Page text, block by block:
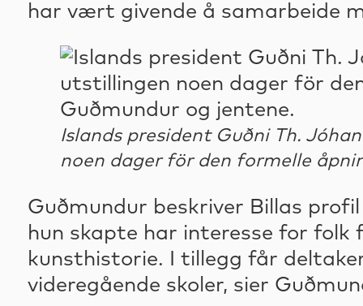
har vært givende å samarbeide
Islands president Guðni Th.
noen dager för den formelle
Guðmundur beskriver Billas
hun skapte har interesse for
kunsthistorie. I tillegg får
videregående skoler, sier